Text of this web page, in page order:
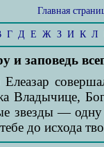
Главная
Г Д Е Ж З И К Л
заповедь
Владычице,
звезды —
до исхода